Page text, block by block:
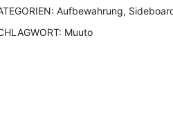
Aufbewahrung,
Muuto